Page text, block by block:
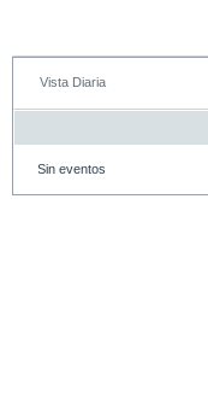
Vista Diaria
Sin eventos